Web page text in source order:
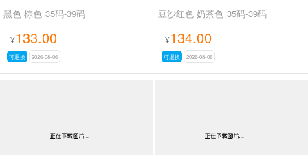
黑色 棕色 35码-39码
¥133.00
可退换 2026-08-06
豆沙红色 奶茶色 35码-39码
¥134.00
可退换 2026-08-06